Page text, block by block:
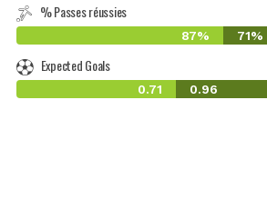
% Passes réussies
87% 71%
Expected Goals
0.71 0.96